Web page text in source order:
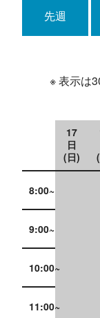
先週
※ 表示は
17
日
(日)
8:00~
9:00~
10:00~
11:00~